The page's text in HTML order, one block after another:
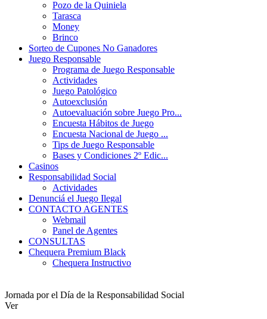
Pozo de la Quiniela
Tarasca
Money
Brinco
Sorteo de Cupones No Ganadores
Juego Responsable
Programa de Juego Responsable
Actividades
Juego Patológico
Autoexclusión
Autoevaluación sobre Juego Pro...
Encuesta Hábitos de Juego
Encuesta Nacional de Juego ...
Tips de Juego Responsable
Bases y Condiciones 2º Edic...
Casinos
Responsabilidad Social
Actividades
Denunciá el Juego Ilegal
CONTACTO AGENTES
Webmail
Panel de Agentes
CONSULTAS
Chequera Premium Black
Chequera Instructivo
Jornada por el Día de la Responsabilidad Social
Ver